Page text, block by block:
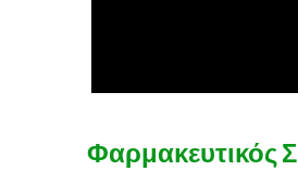
Φαρμακευτικός